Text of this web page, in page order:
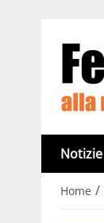
Notizie
Home /